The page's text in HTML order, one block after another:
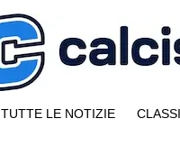
TUTTE LE NOTIZIE